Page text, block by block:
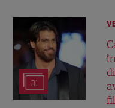
31